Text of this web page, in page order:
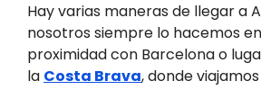
Hay varias maneras de llegar a
nosotros siempre lo hacemos
proximidad con Barcelona o
la Costa Brava, donde